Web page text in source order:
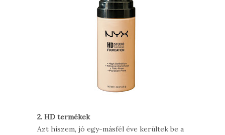
2. HD termékek
Azt hiszem, jó egy-másfél éve kerültek be a